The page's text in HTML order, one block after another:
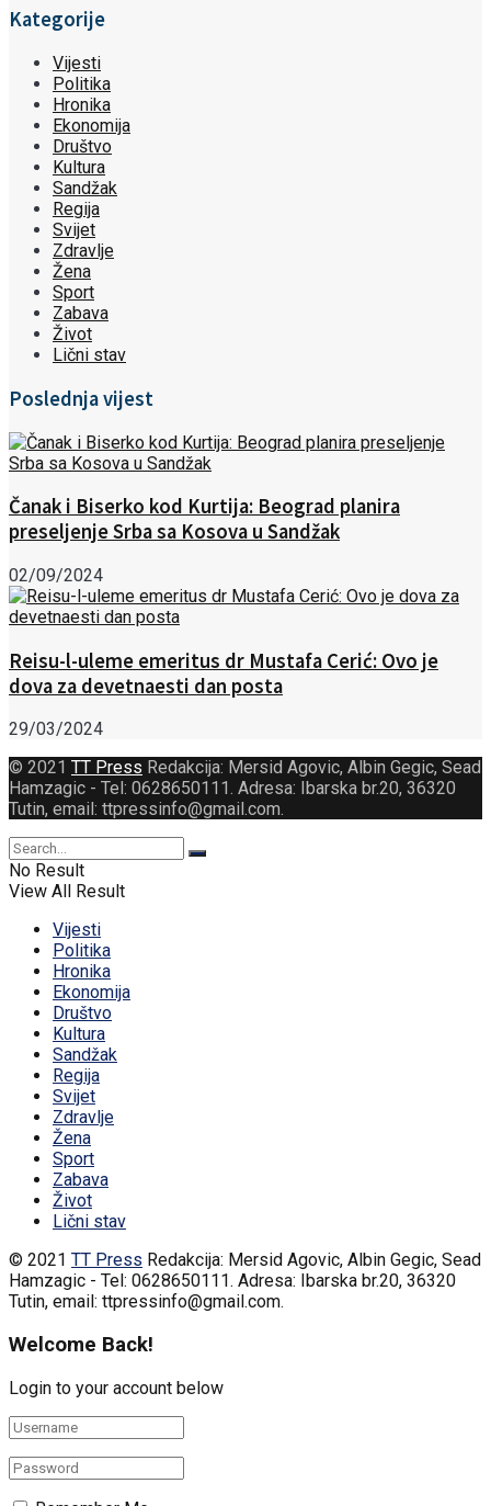
Kategorije
Vijesti
Politika
Hronika
Ekonomija
Društvo
Kultura
Sandžak
Regija
Svijet
Zdravlje
Žena
Sport
Zabava
Život
Lični stav
Poslednja vijest
Čanak i Biserko kod Kurtija: Beograd planira
preseljenje Srba sa Kosova u Sandžak
02/09/2024
Reisu-l-uleme emeritus dr Mustafa Cerić: Ovo je
dova za devetnaesti dan posta
29/03/2024
© 2021 TT Press Redakcija: Mersid Agovic, Albin Gegic, Sead
Hamzagic - Tel: 0628650111. Adresa: Ibarska br.20, 36320
Tutin, email: ttpressinfo@gmail.com.
No Result
View All Result
Vijesti
Politika
Hronika
Ekonomija
Društvo
Kultura
Sandžak
Regija
Svijet
Zdravlje
Žena
Sport
Zabava
Život
Lični stav
© 2021 TT Press Redakcija: Mersid Agovic, Albin Gegic, Sead
Hamzagic - Tel: 0628650111. Adresa: Ibarska br.20, 36320
Tutin, email: ttpressinfo@gmail.com.
Welcome Back!
Login to your account below